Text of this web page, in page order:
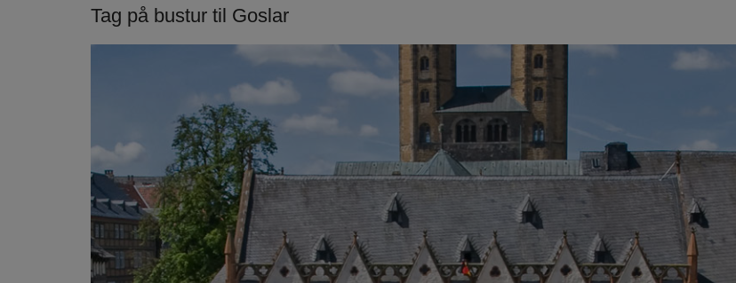
Tag på bustur til Goslar